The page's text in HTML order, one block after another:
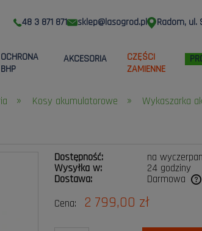
48 3 871 871 sklep@lasogrod.pl Radom, ul.
OCHRONA
BHP
AKCESORIA
CZĘŚCI
ZAMIENNE
» Kosy akumulatorowe » Wykaszarka
Dostępność:
na
Wysyłka w:
24 godziny
Dostawa:
Darmowa
Cena nie zawiera ewentualnych kosztów
Cena: 2 799,00 zł